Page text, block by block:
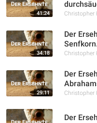
41:24 Christopher
34:18
Der
Christopher
29:11
Der
Christopher
Der